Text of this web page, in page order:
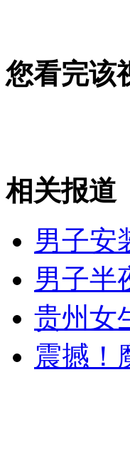
艾佛森罗德曼抵华
山西运城恶犬咬
女孩北京地铁殴打
您看完该
相关报道
男子安
男子半
贵州女
震撼！